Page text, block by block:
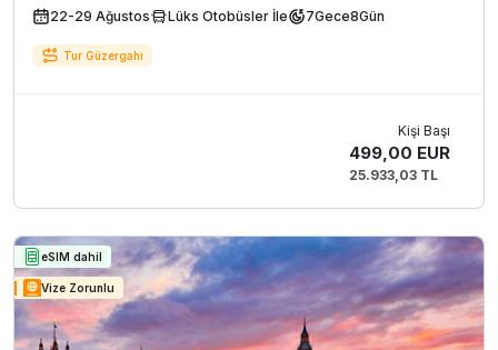
22-29 Ağustos Lüks Otobüsler İle 7Gece8Gün
Tur Güzergahı
Kişi Başı
499,00 EUR
25.933,03 TL
eSIM dahil
Vize Zorunlu